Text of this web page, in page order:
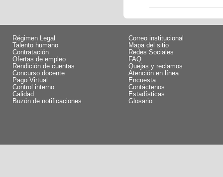
Régimen Legal
Talento humano
Contratación
Ofertas de empleo
Rendición de cuentas
Concurso docente
Pago Virtual
Control interno
Calidad
Buzón de notificaciones
Correo institucional
Mapa del sitio
Redes Sociales
FAQ
Quejas y reclamos
Atención en línea
Encuesta
Contáctenos
Estadísticas
Glosario